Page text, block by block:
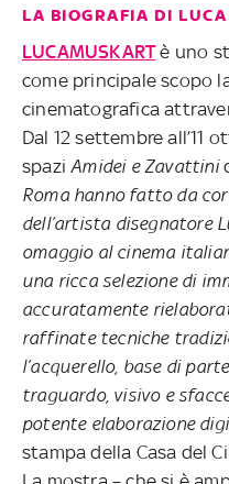
LA BIOGRAFIA DI
LUCAMUSKARTè uno
come principale scopo
cinematografica
Dal 12 settembre all’11
spaziAmidei e Zavattini
Roma hanno fatto da
dell’artista disegnatore
omaggio al cinema
una ricca selezione di
accuratamente
raffinate tecniche
l’acquerello, base di
traguardo, visivo e
potente elaborazione
stampa della Casa del